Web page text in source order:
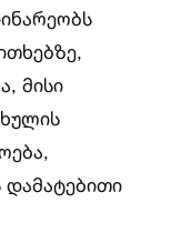
მისი
დამატებითი